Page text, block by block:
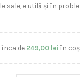
sale, e utilă și în
înca de 249,00 lei în